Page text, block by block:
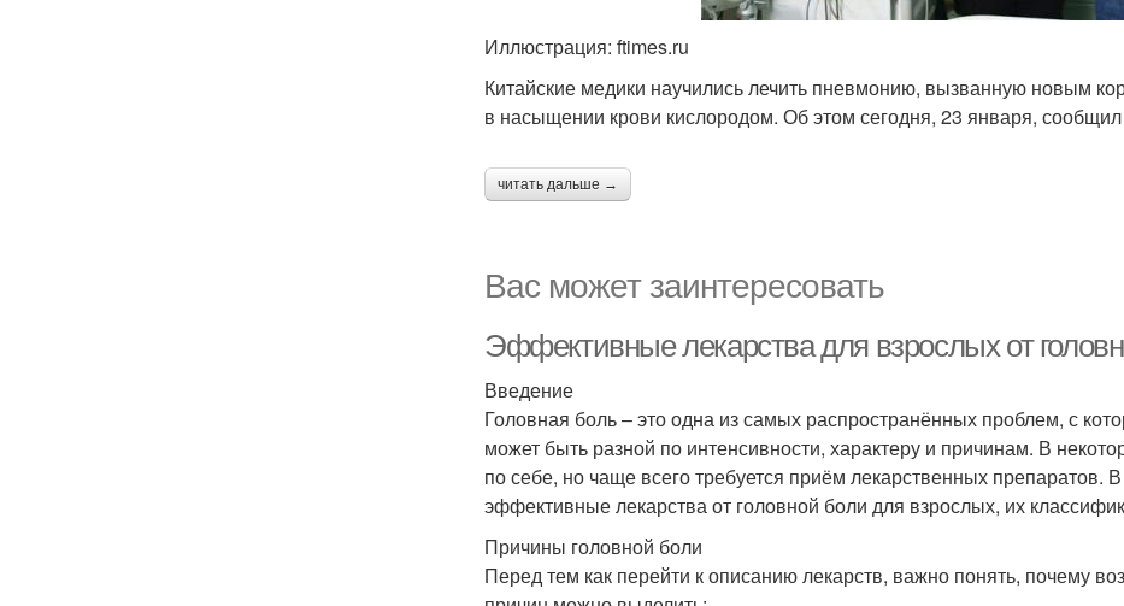
Иллюстрация: ftimes.ru
Китайские медики научились лечить пневмонию, вызванную новым
в насыщении крови кислородом. Об этом сегодня, 23 января,
читать дальше →
Вас может заинтересовать
Эффективные лекарства для взрослых от
Введение
Головная боль – это одна из самых распространённых проблем, с
может быть разной по интенсивности, характеру и причинам. В
по себе, но чаще всего требуется приём лекарственных препаратов.
эффективные лекарства от головной боли для взрослых, их
Причины головной боли
Перед тем как перейти к описанию лекарств, важно понять, почему